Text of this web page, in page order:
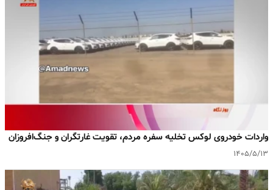
واردات خودروی لوکس تخلیه سفره مردم، تقویت غارتگران و جنگ‌افروزان
۱۴۰۵/۵/۱۳